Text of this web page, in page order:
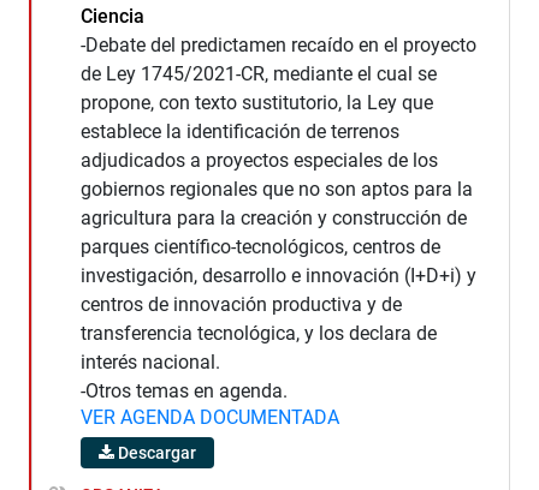
Ciencia
-Debate del predictamen recaído en el proyecto
de Ley 1745/2021-CR, mediante el cual se
propone, con texto sustitutorio, la Ley que
establece la identificación de terrenos
adjudicados a proyectos especiales de los
gobiernos regionales que no son aptos para la
agricultura para la creación y construcción de
parques científico-tecnológicos, centros de
investigación, desarrollo e innovación (I+D+i) y
centros de innovación productiva y de
transferencia tecnológica, y los declara de
interés nacional.
-Otros temas en agenda.
VER AGENDA DOCUMENTADA
Descargar